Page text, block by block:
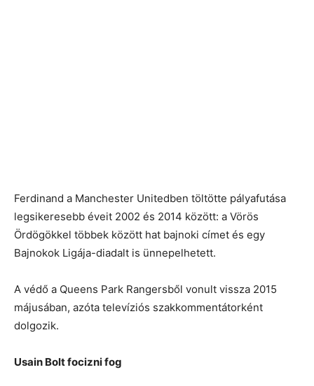
Ferdinand a Manchester Unitedben töltötte pályafutása
legsikeresebb éveit 2002 és 2014 között: a Vörös
Ördögökkel többek között hat bajnoki címet és egy
Bajnokok Ligája-diadalt is ünnepelhetett.
A védő a Queens Park Rangersből vonult vissza 2015
májusában, azóta televíziós szakkommentátorként
dolgozik.
Usain Bolt focizni fog